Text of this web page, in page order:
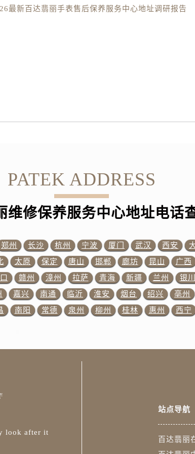
丽售后服务中心（需提前预约）
后服务中心（需提前预约）
需提前预约）
百达翡丽售后服务中心（需提前预约）
达翡丽售后服务中心（需提前预约）
中心（需提前预约）
2603室百达翡丽售后服务中心（需提前预约）
心（需提前预约）
心（需提前预约）
中心（需提前预约）
心（需提前预约）
中心（需提前预约）
中心（需提前预约）
务中心（需提前预约）
心（需提前预约）
中心（需提前预约）
务中心（需提前预约）
最新百达翡丽手表售后保养服务中心地址调研报告
PATEK ADDRESS
维修保养服务中心地址电话
郑州 长沙 杭州 宁波 厦门 武汉 西安
太原 保定 唐山 邯郸 廊坊 昆山
广西
赣州 漳州 拉萨 青海 新疆 兰州
银
嘉兴 南通 临沂 淮安 烟台 绍兴
亳州
南阳 常德 泉州 柳州 桂林 惠州 西宁
look after it
站点导航
百达翡丽